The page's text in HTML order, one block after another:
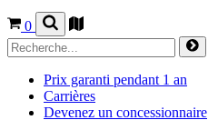
0
Prix garanti pendant 1 an
Carrières
Devenez un concessionnaire